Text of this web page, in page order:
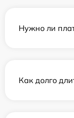
Нужно ли
Как долго